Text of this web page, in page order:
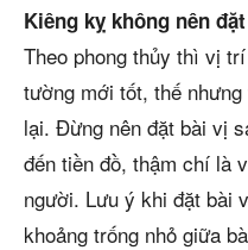
Kiêng kỵ không nên
Theo phong thủy thì vị
tường mới tốt, thế
lại. Đừng nên đặt bài vị
đến tiền đồ, thậm chí là
người. Lưu ý khi đặt bài
khoảng trống nhỏ giữa